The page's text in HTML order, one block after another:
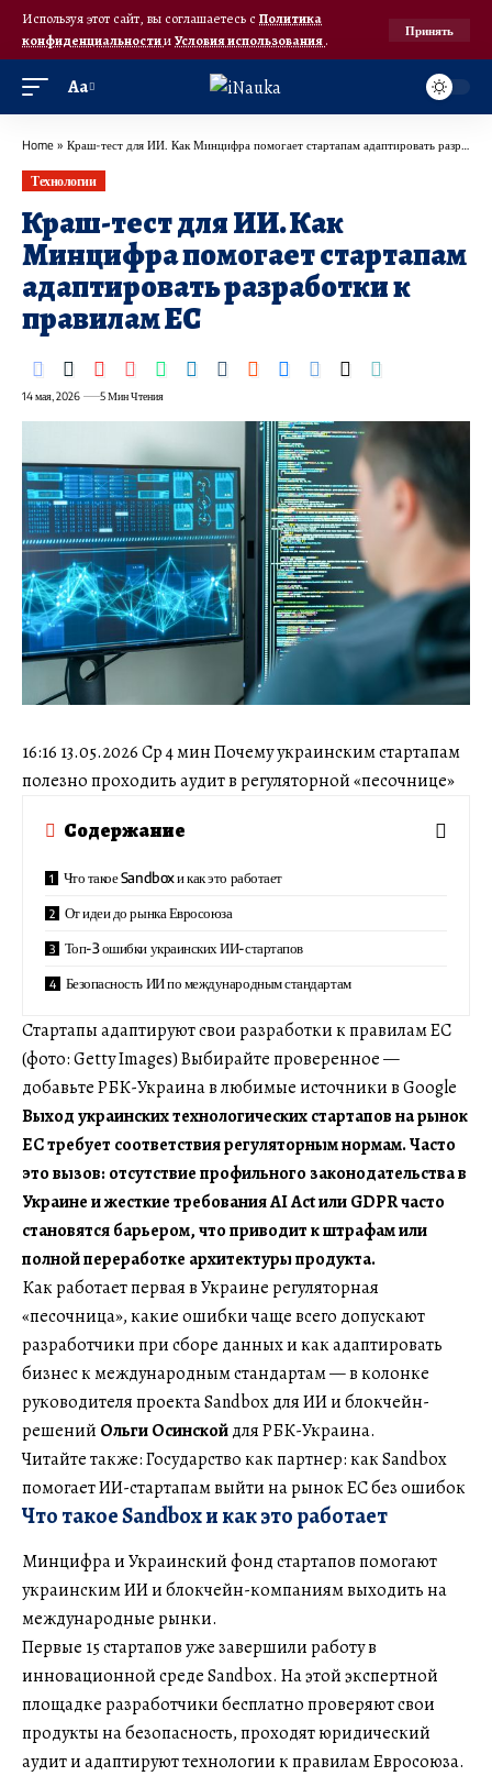
Используя этот сайт, вы соглашаетесь с Политика
конфиденциальностииУсловия использования.
Принять
Аа
Home » Краш-тест для ИИ. Как Минцифра помогает стартапам адаптировать разработки к правилам ЕС
Технологии
Краш-тест для ИИ. Как
Минцифра помогает стартапам
адаптировать разработки к
правилам ЕС
14 мая, 2026 5 Мин Чтения
16:16 13.05.2026 Ср 4 мин Почему украинским стартапам
полезно проходить аудит в регуляторной «песочнице»
Содержание
Что такое Sandbox и как это работает
От идеи до рынка Евросоюза
Топ-3 ошибки украинских ИИ-стартапов
Безопасность ИИ по международным стандартам
Стартапы адаптируют свои разработки к правилам ЕС
(фото: Getty Images) Выбирайте проверенное —
добавьте РБК-Украина в любимые источники в Google
Выход украинских технологических стартапов на рынок
ЕС требует соответствия регуляторным нормам. Часто
это вызов: отсутствие профильного законодательства в
Украине и жесткие требования AI Act или GDPR часто
становятся барьером, что приводит к штрафам или
полной переработке архитектуры продукта.
Как работает первая в Украине регуляторная
«песочница», какие ошибки чаще всего допускают
разработчики при сборе данных и как адаптировать
бизнес к международным стандартам — в колонке
руководителя проекта Sandbox для ИИ и блокчейн-
решений Ольги Осинскойдля РБК-Украина.
Читайте также: Государство как партнер: как Sandbox
помогает ИИ-стартапам выйти на рынок ЕС без ошибок
Что такое Sandbox и как это работает
Минцифра и Украинский фонд стартапов помогают
украинским ИИ и блокчейн-компаниям выходить на
международные рынки.
Первые 15 стартапов уже завершили работу в
инновационной среде Sandbox. На этой экспертной
площадке разработчики бесплатно проверяют свои
продукты на безопасность, проходят юридический
аудит и адаптируют технологии к правилам Евросоюза.